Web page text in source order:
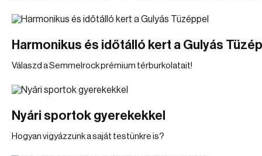
Harmonikus és időtálló kert a Gulyás
Válaszd a Semmelrock prémium térburkolatait!
Nyári sportok gyerekekkel
Hogyan vigyázzunk a saját testünkre is?